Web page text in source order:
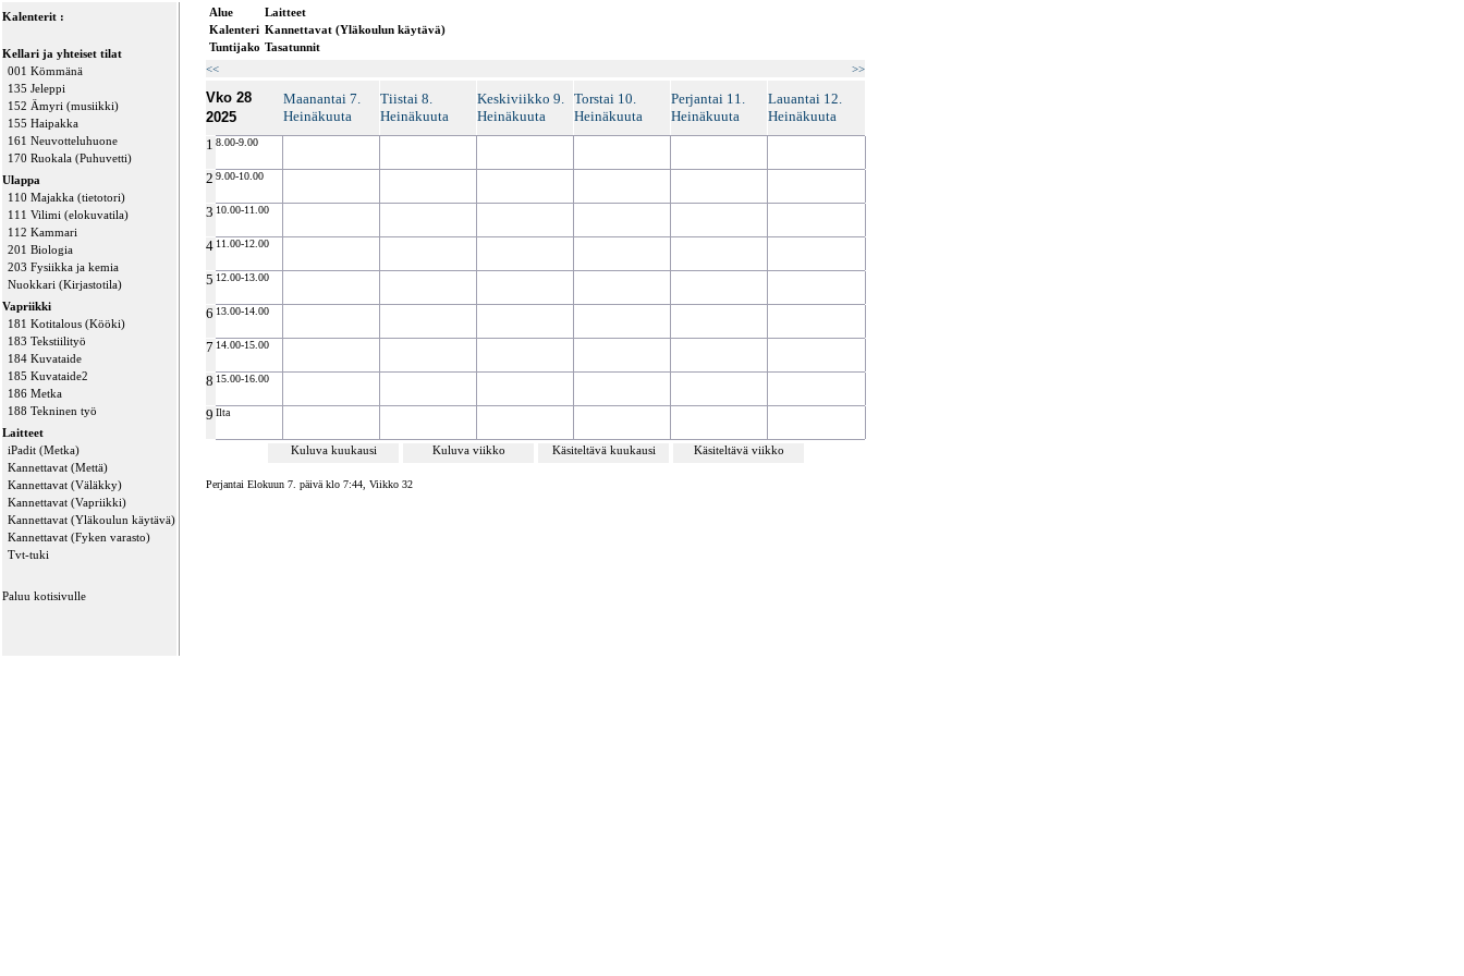
Kalenterit :
Kellari ja yhteiset tilat
001 Kömmänä
135 Jeleppi
152 Ämyri (musiikki)
155 Haipakka
161 Neuvotteluhuone
170 Ruokala (Puhuvetti)
Ulappa
110 Majakka (tietotori)
111 Vilimi (elokuvatila)
112 Kammari
201 Biologia
203 Fysiikka ja kemia
Nuokkari (Kirjastotila)
Vapriikki
181 Kotitalous (Kööki)
183 Tekstiilityö
184 Kuvataide
185 Kuvataide2
186 Metka
188 Tekninen työ
Laitteet
iPadit (Metka)
Kannettavat (Mettä)
Kannettavat (Väläkky)
Kannettavat (Vapriikki)
Kannettavat (Yläkoulun käytävä)
Kannettavat (Fyken varasto)
Tvt-tuki
Paluu kotisivulle
Alue
Laitteet
Kalenteri Kannettavat (Yläkoulun käytävä)
Tuntijako Tasatunnit
<<
>>
Vko 28
2025
Maanantai 7.
Heinäkuuta
Tiistai 8.
Heinäkuuta
Keskiviikko 9.
Heinäkuuta
Torstai 10.
Heinäkuuta
Perjantai 11.
Heinäkuuta
Lauantai 12.
Heinäkuuta
1 8.00-9.00
2 9.00-10.00
3 10.00-11.00
4 11.00-12.00
5 12.00-13.00
6 13.00-14.00
7 14.00-15.00
8 15.00-16.00
9 Ilta
Kuluva kuukausi Kuluva viikko Käsiteltävä kuukausi Käsiteltävä viikko
Perjantai Elokuun 7. päivä klo 7:44, Viikko 32